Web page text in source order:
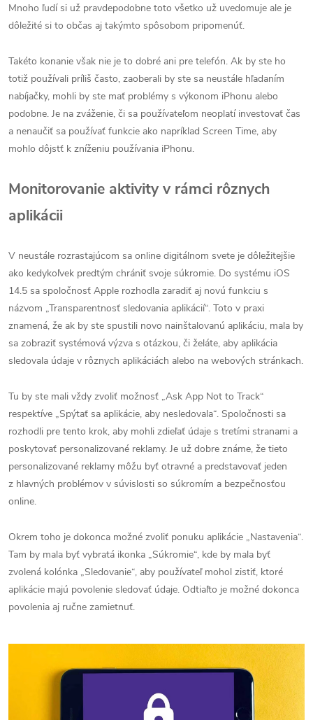
Mnoho ľudí si už pravdepodobne toto všetko už uvedomuje ale je
dôležité si to občas aj takýmto spôsobom pripomenúť.
Takéto konanie však nie je to dobré ani pre telefón. Ak by ste ho
totiž používali príliš často, zaoberali by ste sa neustále hľadaním
nabíjačky, mohli by ste mať problémy s výkonom iPhonu alebo
podobne. Je na zváženie, či sa používateľom neoplatí investovať čas
a nenaučiť sa používať funkcie ako napríklad Screen Time, aby
mohlo dôjstť k zníženiu používania iPhonu.
Monitorovanie aktivity v rámci rôznych
aplikácii
V neustále rozrastajúcom sa online digitálnom svete je dôležitejšie
ako kedykoľvek predtým chrániť svoje súkromie. Do systému iOS
14.5 sa spoločnosť Apple rozhodla zaradiť aj novú funkciu s
názvom „Transparentnosť sledovania aplikácií“. Toto v praxi
znamená, že ak by ste spustili novo nainštalovanú aplikáciu, mala by
sa zobraziť systémová výzva s otázkou, či želáte, aby aplikácia
sledovala údaje v rôznych aplikáciách alebo na webových stránkach.
Tu by ste mali vždy zvoliť možnosť „Ask App Not to Track“
respektíve „Spýtať sa aplikácie, aby nesledovala“. Spoločnosti sa
rozhodli pre tento krok, aby mohli zdieľať údaje s tretími stranami a
poskytovať personalizované reklamy. Je už dobre známe, že tieto
personalizované reklamy môžu byť otravné a predstavovať jeden
z hlavných problémov v súvislosti so súkromím a bezpečnosťou
online.
Okrem toho je dokonca možné zvoliť ponuku aplikácie „Nastavenia“.
Tam by mala byť vybratá ikonka „Súkromie“, kde by mala byť
zvolená kolónka „Sledovanie“, aby používateľ mohol zistiť, ktoré
aplikácie majú povolenie sledovať údaje. Odtiaľto je možné dokonca
povolenia aj ručne zamietnuť.